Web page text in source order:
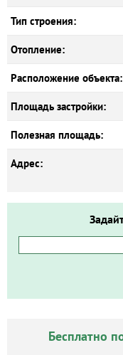
Тип строения:
Отопление:
Расположение объекта:
Площадь застройки:
Полезная площадь:
Адрес:
Бесплатно